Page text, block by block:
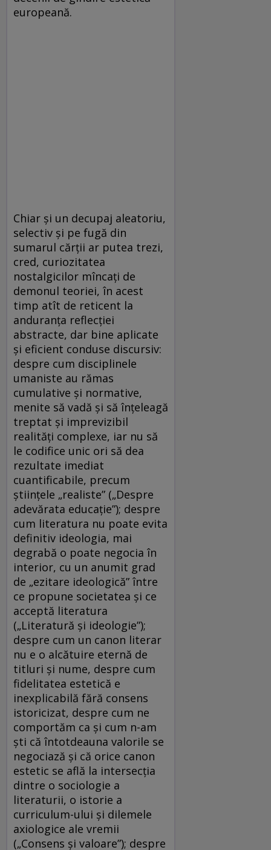
europeană.
Chiar și un decupaj aleatoriu,
selectiv și pe fugă din
sumarul cărții ar putea trezi,
cred, curiozitatea
nostalgicilor mîncați de
demonul teoriei, în acest
timp atît de reticent la
anduranța reflecției
abstracte, dar bine aplicate
și eficient conduse discursiv:
despre cum disciplinele
umaniste au rămas
cumulative și normative,
menite să vadă și să înțeleagă
treptat și imprevizibil
realități complexe, iar nu să
le codifice unic ori să dea
rezultate imediat
cuantificabile, precum
științele „realiste” („Despre
adevărata educație”); despre
cum literatura nu poate evita
definitiv ideologia, mai
degrabă o poate negocia în
interior, cu un anumit grad
de „ezitare ideologică” între
ce propune societatea și ce
acceptă literatura
(„Literatură și ideologie”);
despre cum un canon literar
nu e o alcătuire eternă de
titluri și nume, despre cum
fidelitatea estetică e
inexplicabilă fără consens
istoricizat, despre cum ne
comportăm ca și cum n-am
ști că întotdeauna valorile se
negociază și că orice canon
estetic se află la intersecția
dintre o sociologie a
literaturii, o istorie a
curriculum-ului și dilemele
axiologice ale vremii
(„Consens și valoare”); despre